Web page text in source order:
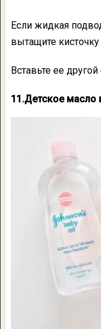
Если жидкая
вытащите
Вставьте ее
11.Детское масло